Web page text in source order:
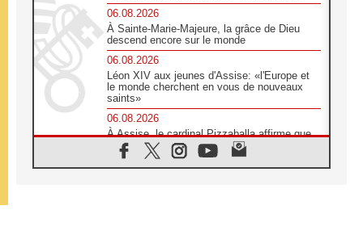
06.08.2026
À Sainte-Marie-Majeure, la grâce de Dieu
descend encore sur le monde
06.08.2026
Léon XIV aux jeunes d'Assise: «l'Europe et
le monde cherchent en vous de nouveaux
saints»
06.08.2026
À Assise, le cardinal Pizzaballa affirme que
«les chrétiens veulent la paix»
06.08.2026